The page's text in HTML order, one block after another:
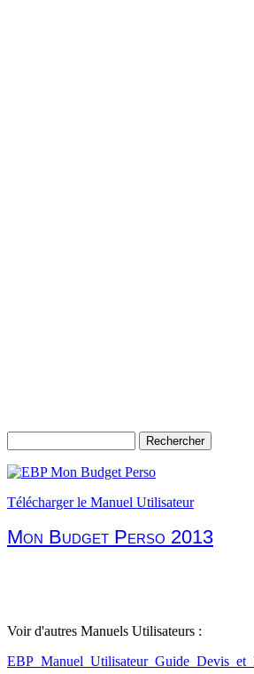
Télécharger le Manuel Utilisateur
Mon Budget Perso 2013
Voir d'autres Manuels Utilisateurs :